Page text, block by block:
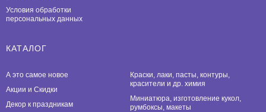
Условия обработки
персональных данных
КАТАЛОГ
А это самое новое
Акции и Скидки
Декор к праздникам
Краски, лаки, пасты, контуры,
красители и др. химия
Миниатюра, изготовление кукол,
румбоксы, макеты